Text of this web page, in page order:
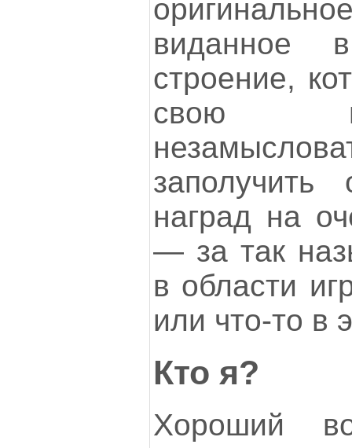
виданное в
строение,
свою
наград на
— за так
в области
или что-то в
Кто я?
Хороший